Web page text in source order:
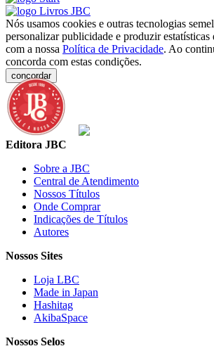
Nós usamos cookies e outras tecnologias
personalizar publicidade e produzir estatísticas
com a nossa Política de Privacidade. Ao
concorda com estas condições.
concordar
Editora JBC
Sobre a JBC
Central de Atendimento
Nossos Títulos
Onde Comprar
Indicações de Títulos
Autores
Nossos Sites
Loja LBC
Made in Japan
Hashitag
AkibaSpace
Nossos Selos